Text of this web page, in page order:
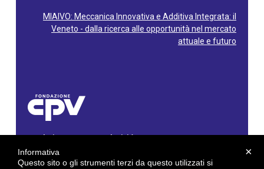
MIAIVO: Meccanica Innovativa e Additiva Integrata: il
Veneto - dalla ricerca alle opportunità nel mercato
attuale e futuro
Fondazione Centro Produttività Veneto
Via Gioacchino Rossini, 60 - 36100 Vicenza - Italy
Tel. 0444/960500 - Fax 0444/1932220
×
Informativa
Questo sito o gli strumenti terzi da questo utilizzati si